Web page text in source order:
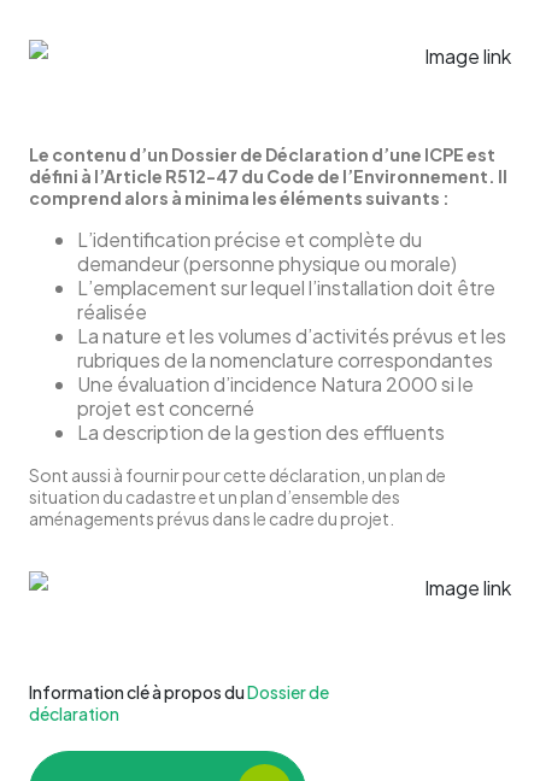
Le contenu d’un Dossier de Déclaration d’une ICPE est
défini à l’Article R512-47 du Code de l’Environnement. Il
comprend alors à minima les éléments suivants :
L’identification précise et complète du
demandeur (personne physique ou morale)
L’emplacement sur lequel l’installation doit être
réalisée
La nature et les volumes d’activités prévus et les
rubriques de la nomenclature correspondantes
Une évaluation d’incidence Natura 2000 si le
projet est concerné
La description de la gestion des effluents
Sont aussi à fournir pour cette déclaration, un plan de
situation du cadastre et un plan d’ensemble des
aménagements prévus dans le cadre du projet.
Information clé à propos duDossier de
déclaration